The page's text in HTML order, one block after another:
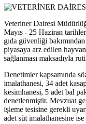
Veteriner Dairesi
Mayıs - 25 Haziran
gıda güvenliği
piyasaya arz edilen
sağlanması maksadıyla
Denetimler kapsamında
imalathanesi, 34 adet
kesimhanesi, 5 adet bal
denetlenmiştir. Mevzuat
işleme tesisine gerekli
adet süt imalathanesine